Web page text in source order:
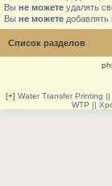
Вы не можете удалять
Вы не можете
Список разделов
[+] Water Transfer Printing
WTP ||